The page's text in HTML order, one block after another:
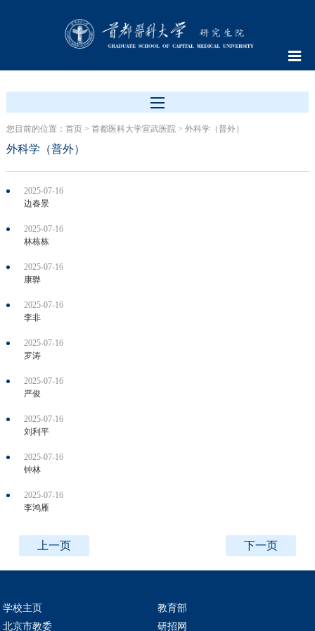
您目前的位置： 首页> 首都医科大学宣武医院> 外科学（普外）
外科学（普外）
2025-07-16
边春景
2025-07-16
林栋栋
2025-07-16
康骅
2025-07-16
李非
2025-07-16
罗涛
2025-07-16
严俊
2025-07-16
刘利平
2025-07-16
钟林
2025-07-16
李鸿雁
上一页 下一页
学校主页
教育部
北京市教委
研招网